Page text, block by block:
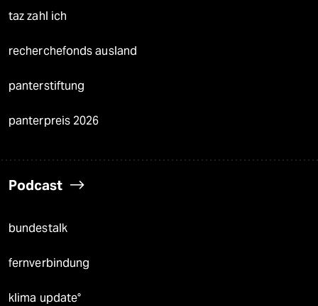
taz zahl ich
recherchefonds ausland
panterstiftung
panterpreis 2026
Podcast
bundestalk
fernverbindung
klima update°